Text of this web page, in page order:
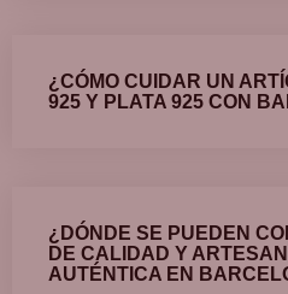
¿CÓMO CUIDAR UN
925 Y PLATA 925 CON
¿DÓNDE SE PUEDEN
DE CALIDAD Y
AUTÉNTICA EN